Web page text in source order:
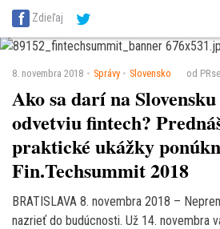
SITA Energetika
SITA Potravinárstvo
Zdieľaj
8. novembra 2018 Správy Slovensko od
Ako sa darí na
odvetviu fintech?
praktické ukážky
Fin.Techsummit 2018
BRATISLAVA 8. novembra 2018 –
nazrieť do budúcnosti. Už 14. novembra